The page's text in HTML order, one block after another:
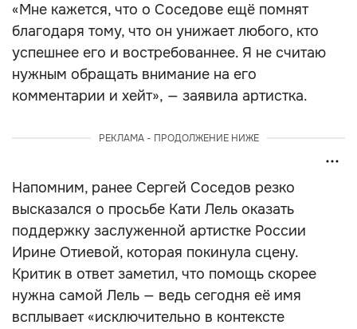
«Мне кажется, что о Соседове ещё помнят
благодаря тому, что он унижает любого, кто
успешнее его и востребованнее. Я не считаю
нужным обращать внимание на его
комментарии и хейт», — заявила артистка.
РЕКЛАМА - ПРОДОЛЖЕНИЕ НИЖЕ
Напомним, ранее Сергей Соседов резко
высказался о просьбе Кати Лель оказать
поддержку заслуженной артистке России
Ирине Отиевой, которая покинула сцену.
Критик в ответ заметил, что помощь скорее
нужна самой Лель — ведь сегодня её имя
всплывает «исключительно в контексте